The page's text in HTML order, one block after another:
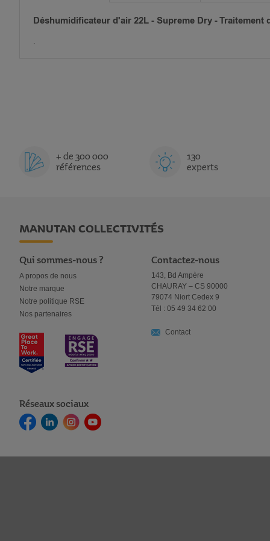
Déshumidificateur d'air 22L - Supreme Dry - Traitement
+ de 300 000
références
130
experts
MANUTAN COLLECTIVITÉS
Qui sommes-nous ?
A propos de nous
Notre marque
Notre politique RSE
Nos partenaires
Réseaux sociaux
Contactez-nous
143, Bd Ampère
CHAURAY – CS 90000
79074 Niort Cedex 9
Tél : 05 49 34 62 00
Contact